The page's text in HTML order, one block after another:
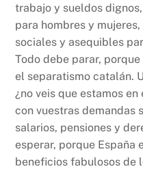
trabajo y sueldos
para hombres y
sociales y asequibles
Todo debe parar,
el separatismo catalán.
¿no veis que estamos
con vuestras demandas
salarios, pensiones y
esperar, porque España
beneficios fabulosos de